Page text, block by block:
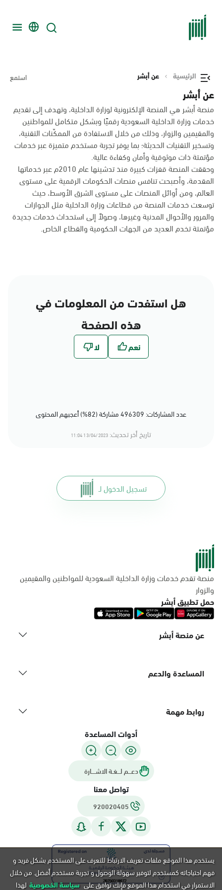
الرئيسية عن أبشر استمع
عن أبشر
منصة أبشر هي المنصة الإلكترونية لوزارة الداخلية، وتهدف إلى تقديم
خدمات وزارة الداخلية السعودية رقميًا وبشكل متكامل للمواطنين
والمقيمين والزوار، وذلك من خلال الاستفادة من الممكّنات التقنية،
وتسخير التقنيات الحديثة؛ بما يوفر تجربة مستخدم متميزة عبر خدمات
مؤتمتة ذات موثوقية وأمان وكفاءة عالية.
وحققت المنصة قفزات كبيرة منذ تدشينها عام 2010م عبر خدماتها
المقدمة، وأصبحت تنافس منصات الحكومات الرقمية على مستوى
العالم، ومن أوائل المنصات على مستوى الشرق الأوسط، حيث
توسعت خدمات المنصة من قطاعات وزارة الداخلية مثل الجوازات
والمرور والأحوال المدنية وغيرها، وصولاً إلى استحداث خدمات جديدة
مؤتمتة تخدم العديد من الجهات الحكومية والقطاع الخاص.
هل استفدت من المعلومات في
هذه الصفحة
عدد المشاركات: 496309 مشاركة (82%) أعجبهم المحتوى
تاريخ أخر تحديث: 13/04/2023 11:04
تسجيل الدخول لـ
منصة تقدم خدمات وزارة الداخلية السعودية للمواطنين والمقيمين
والزوار
حمل تطبيق أبشر
عن منصة أبشر
المساعدة والدعم
روابط مهمة
أدوات المساعدة
دعـــم لـــغـة الاشــــارة
تواصل معنا
920020405
يستخدم هذا الموقع ملفات تعريف الارتباط للتعرف على المستخدم بشكل فريد و
فهم احتياجاته كمستخدم لتوفير سهولة الوصول و تجربة مستخدم أفضل. من خلال
الاستمرار في استخدام هذا الموقع فإنك توافق على سياسة الخصوصية لهذا